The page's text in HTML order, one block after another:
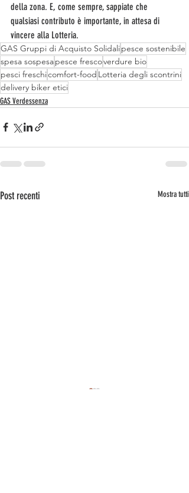
della zona. E, come sempre, sappiate che
qualsiasi contributo è importante, in attesa di
vincere alla Lotteria.
GAS Gruppi di Acquisto Solidalipesce sostenibile
spesa sospesapesce frescoverdure bio
pesci freschicomfort-food Lotteria degli scontrini
delivery biker etici
GAS Verdessenza
Post recenti Mostra tutti